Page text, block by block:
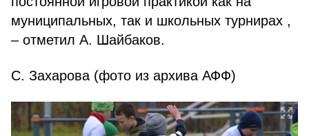
муниципальных, так и школьных турнирах ,
– отметил А. Шайбаков.
С. Захарова (фото из архива АФФ)